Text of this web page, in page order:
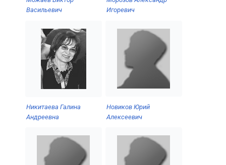
Васильевич
Игоревич
Никитаева Галина
Андреевна
Новиков Юрий
Алексеевич